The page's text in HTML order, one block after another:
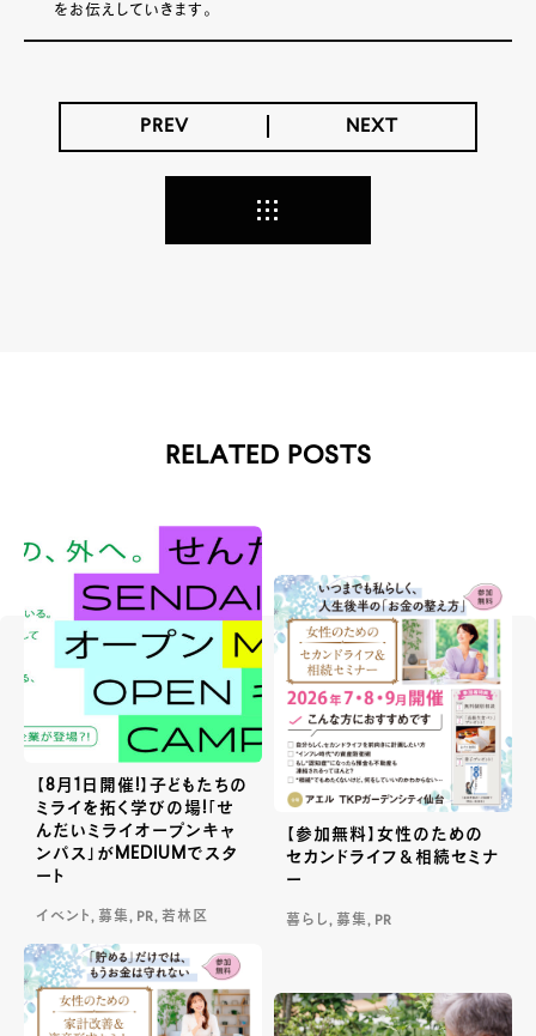
をお伝えしていきます。
PREV NEXT
RELATED POSTS
【8月1日開催!】子どもたちの
ミライを拓く学びの場!「せ
んだいミライオープンキャ
ンパス」がMEDIUMでスタ
ート
イベント, 募集, PR, 若林区
【参加無料】女性のための
セカンドライフ＆相続セミナ
ー
暮らし, 募集, PR